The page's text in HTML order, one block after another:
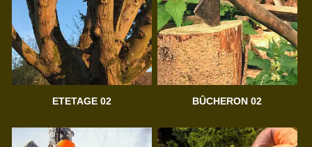
ETETAGE 02 BÛCHERON 02